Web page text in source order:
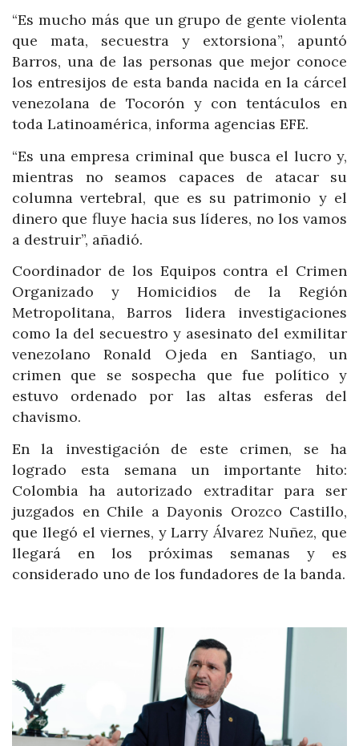
“Es mucho más que un grupo de gente violenta
que mata, secuestra y extorsiona”, apuntó
Barros, una de las personas que mejor conoce
los entresijos de esta banda nacida en la cárcel
venezolana de Tocorón y con tentáculos en
toda Latinoamérica, informa agencias EFE.
“Es una empresa criminal que busca el lucro y,
mientras no seamos capaces de atacar su
columna vertebral, que es su patrimonio y el
dinero que fluye hacia sus líderes, no los vamos
a destruir”, añadió.
Coordinador de los Equipos contra el Crimen
Organizado y Homicidios de la Región
Metropolitana, Barros lidera investigaciones
como la del secuestro y asesinato del exmilitar
venezolano Ronald Ojeda en Santiago, un
crimen que se sospecha que fue político y
estuvo ordenado por las altas esferas del
chavismo.
En la investigación de este crimen, se ha
logrado esta semana un importante hito:
Colombia ha autorizado extraditar para ser
juzgados en Chile a Dayonis Orozco Castillo,
que llegó el viernes, y Larry Álvarez Nuñez, que
llegará en los próximas semanas y es
considerado uno de los fundadores de la banda.